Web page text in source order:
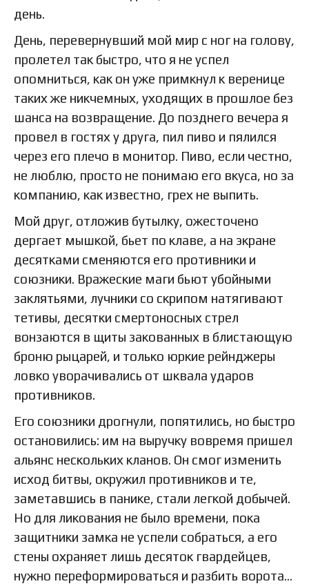
день.
День, перевернувший мой мир с ног на голову,
пролетел так быстро, что я не успел
опомниться, как он уже примкнул к веренице
таких же никчемных, уходящих в прошлое без
шанса на возвращение. До позднего вечера я
провел в гостях у друга, пил пиво и пялился
через его плечо в монитор. Пиво, если честно,
не люблю, просто не понимаю его вкуса, но за
компанию, как известно, грех не выпить.
Мой друг, отложив бутылку, ожесточено
дергает мышкой, бьет по клаве, а на экране
десятками сменяются его противники и
союзники. Вражеские маги бьют убойными
заклятьями, лучники со скрипом натягивают
тетивы, десятки смертоносных стрел
вонзаются в щиты закованных в блистающую
броню рыцарей, и только юркие рейнджеры
ловко уворачивались от шквала ударов
противников.
Его союзники дрогнули, попятились, но быстро
остановились: им на выручку вовремя пришел
альянс нескольких кланов. Он смог изменить
исход битвы, окружил противников и те,
заметавшись в панике, стали легкой добычей.
Но для ликования не было времени, пока
защитники замка не успели собраться, а его
стены охраняет лишь десяток гвардейцев,
нужно переформироваться и разбить ворота…